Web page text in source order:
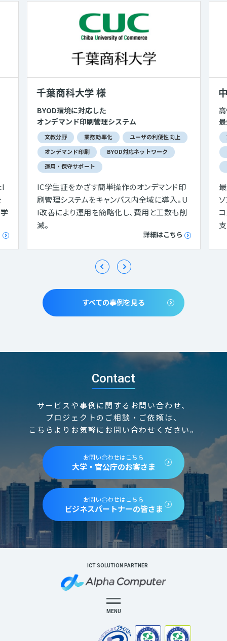
千葉商科大学 様
BYOD環境に対応した
オンデマンド印刷管理システム
文教分野 業務効率化
ユーザの利便性向上
オンデマンド印刷
BYOD対応ネットワーク
運用・保守サポート
IC学生証をかざす簡単操作のオンデマンド印
刷管理システムをキャンパス内全域に導入。U
I改善により運用を簡略化し、費用と工数も削
減。
詳細はこちら
すべての事例を見る
Contact
サービスや事例に関するお問い合わせ、
プロジェクトのご相談・ご依頼は、
こちらよりお気軽にお問い合わせください。
お問い合わせはこちら
大学・官公庁のお客さま
お問い合わせはこちら
ビジネスパートナーの皆さま
ICT SOLUTION PARTNER
MENU